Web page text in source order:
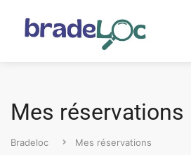
Mes réservations
Bradeloc Mes réservations